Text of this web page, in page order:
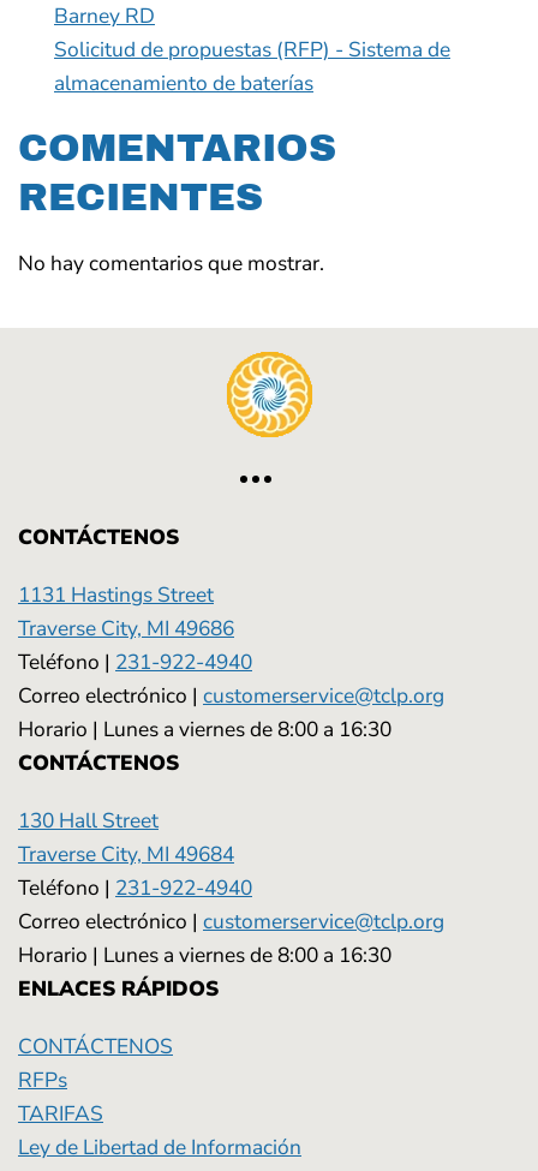
Barney RD
Solicitud de propuestas (RFP) - Sistema de
almacenamiento de baterías
COMENTARIOS
RECIENTES
No hay comentarios que mostrar.
CONTÁCTENOS
1131 Hastings Street
Traverse City, MI 49686
Teléfono | 231-922-4940
Correo electrónico | customerservice@tclp.org
Horario | Lunes a viernes de 8:00 a 16:30
CONTÁCTENOS
130 Hall Street
Traverse City, MI 49684
Teléfono | 231-922-4940
Correo electrónico | customerservice@tclp.org
Horario | Lunes a viernes de 8:00 a 16:30
ENLACES RÁPIDOS
CONTÁCTENOS
RFPs
TARIFAS
Ley de Libertad de Información